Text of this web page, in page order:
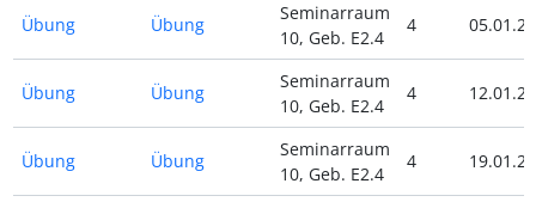
Übung Übung
Seminarraum
10, Geb. E2.4
4 05.01.24
Übung Übung
Seminarraum
10, Geb. E2.4
4 12.01.24
Übung Übung
Seminarraum
10, Geb. E2.4
4 19.01.24